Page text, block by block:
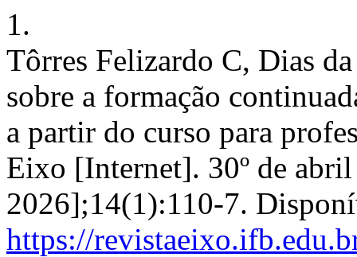
1.
Tôrres Felizardo C, Dias
sobre a formação
a partir do curso para
Eixo [Internet]. 30º de
2026];14(1):110-7.
https://